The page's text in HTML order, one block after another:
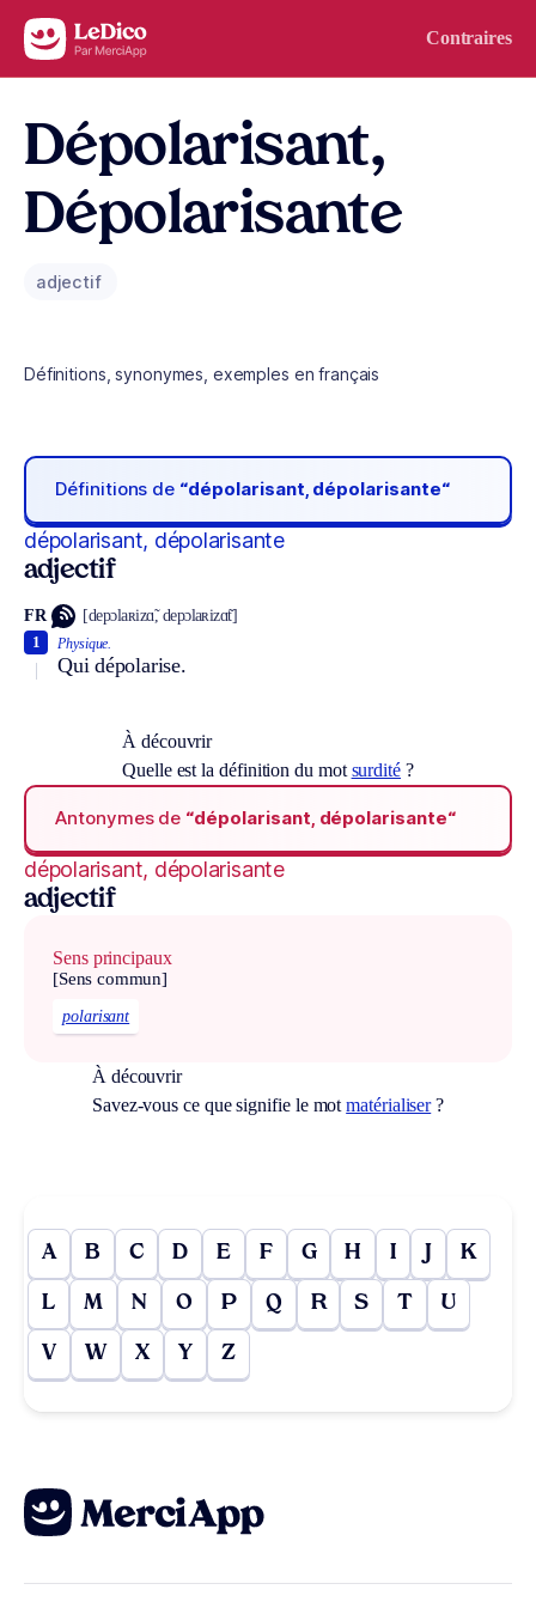
Aller au contenu Contraires
Dépolarisant,
Dépolarisante
adjectif
Définitions, synonymes, exemples en français
Définitions de “dépolarisant, dépolarisante“
dépolarisant, dépolarisante
adjectif
FR [depɔlaʀizɑ̃, depɔlaʀizɑ̃t]
Physique.
Qui dépolarise.
1
À découvrir
Quelle est la définition du mot surdité ?
Antonymes de “dépolarisant, dépolarisante“
dépolarisant, dépolarisante
adjectif
Sens principaux
[Sens commun]
polarisant
À découvrir
Savez-vous ce que signifie le motmatérialiser?
A B C D E F G H I J K
L M N O P Q R S T U
V W X Y Z